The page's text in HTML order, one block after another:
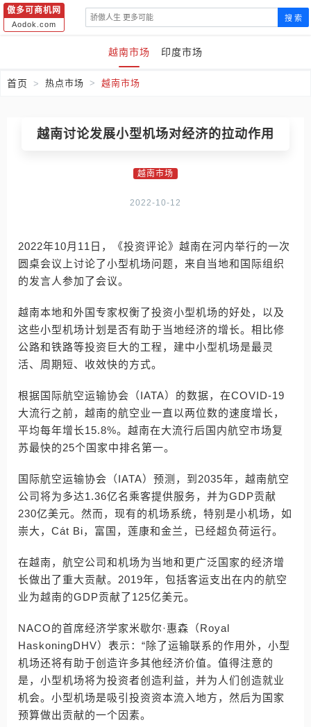
傲多可商机网
Aodok.com
搜 索
越南市场 印度市场
首页 热点市场 越南市场
越南讨论发展小型机场对经济的拉动作用
越南市场
2022-10-12
2022年10月11日，《投资评论》越南在河内举行的一次
圆桌会议上讨论了小型机场问题，来自当地和国际组织
的发言人参加了会议。
越南本地和外国专家权衡了投资小型机场的好处，以及
这些小型机场计划是否有助于当地经济的增长。相比修
公路和铁路等投资巨大的工程，建中小型机场是最灵
活、周期短、收效快的方式。
根据国际航空运输协会（IATA）的数据，在COVID-19
大流行之前，越南的航空业一直以两位数的速度增长，
平均每年增长15.8%。越南在大流行后国内航空市场复
苏最快的25个国家中排名第一。
国际航空运输协会（IATA）预测，到2035年，越南航空
公司将为多达1.36亿名乘客提供服务，并为GDP贡献
230亿美元。然而，现有的机场系统，特别是小机场，如
崇大，Cát Bi，富国，莲康和金兰，已经超负荷运行。
在越南，航空公司和机场为当地和更广泛国家的经济增
长做出了重大贡献。2019年，包括客运支出在内的航空
业为越南的GDP贡献了125亿美元。
NACO的首席经济学家米歇尔·惠森（Royal
HaskoningDHV）表示：“除了运输联系的作用外，小型
机场还将有助于创造许多其他经济价值。值得注意的
是，小型机场将为投资者创造利益，并为人们创造就业
机会。小型机场是吸引投资资本流入地方，然后为国家
预算做出贡献的一个因素。